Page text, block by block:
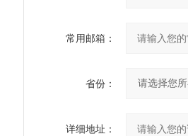
常用邮箱：
省份：
详细地址：